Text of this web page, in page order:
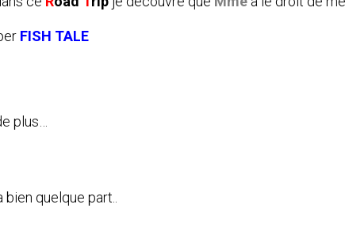
FISH TALE
plus…
bien quelque part..